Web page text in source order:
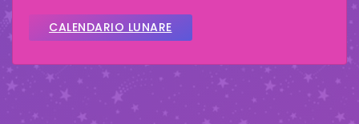
CALENDARIO LUNARE